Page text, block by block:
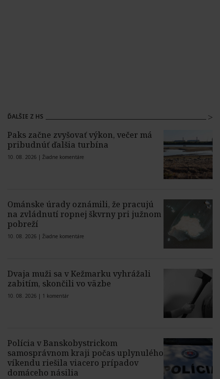
ĎALŠIE Z HS
Paks začne zvyšovať výkon, večer má
pribudnúť ďalšia turbína
10. 08. 2026 | Žiadne komentáre
Ománske úrady oznámili, že pracujú
na zvládnutí ropnej škvrny pri južnom
pobreží
10. 08. 2026 | Žiadne komentáre
Dvaja muži sa v Kežmarku vyhrážali
zabitím, skončili vo väzbe
10. 08. 2026 | 1 komentár
Polícia v Banskobystrickom
samosprávnom kraji počas uplynulého
víkendu riešila viacero prípadov
domáceho násilia